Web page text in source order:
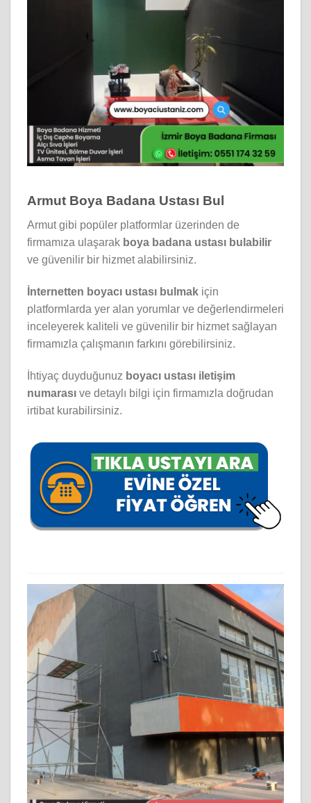
Armut Boya Badana Ustası Bul
Armut gibi popüler platformlar üzerinden de
firmamıza ulaşarak boya badana ustası bulabilir
ve güvenilir bir hizmet alabilirsiniz.
İnternetten boyacı ustası bulmak için
platformlarda yer alan yorumlar ve değerlendirmeleri
inceleyerek kaliteli ve güvenilir bir hizmet sağlayan
firmamızla çalışmanın farkını görebilirsiniz.
İhtiyaç duyduğunuz boyacı ustası iletişim
numarası ve detaylı bilgi için firmamızla doğrudan
irtibat kurabilirsiniz.